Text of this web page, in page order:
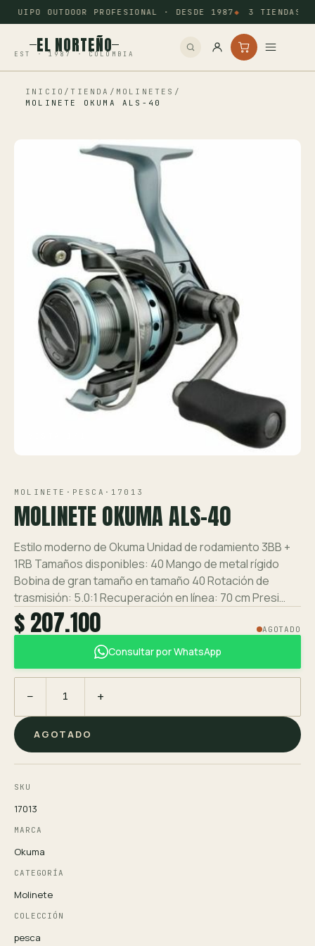
EQUIPO OUTDOOR PROFESIONAL · DESDE 1987 3 TIENDAS:
EL NORTEÑO
EST · 1987 · COLOMBIA
Inicio
Outdoor
Ver toda la tienda →
Contáctanos
INICIO / TIENDA / MOLINETES /
MOLINETE OKUMA ALS-40
MOLINETE · PESCA · 17013
MOLINETE OKUMA ALS-40
Estilo moderno de Okuma Unidad de rodamiento 3BB +
1RB Tamaños disponibles: 40 Mango de metal rígido
Bobina de gran tamaño en tamaño 40 Rotación de
trasmisión: 5.0:1 Recuperación en línea: 70 cm Presi…
$ 207.100 AGOTADO
Consultar por WhatsApp
− +
AGOTADO
SKU
17013
MARCA
Okuma
CATEGORÍA
Molinete
COLECCIÓN
pesca